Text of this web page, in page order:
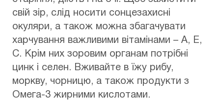
свій зір, слід носити сонцезахисні
окуляри, а також можна збагачувати
харчування важливими вітамінами – А, Е,
С. Крім них зоровим органам потрібні
цинк і селен. Вживайте в їжу рибу,
моркву, чорницю, а також продукти з
Омега-3 жирними кислотами.